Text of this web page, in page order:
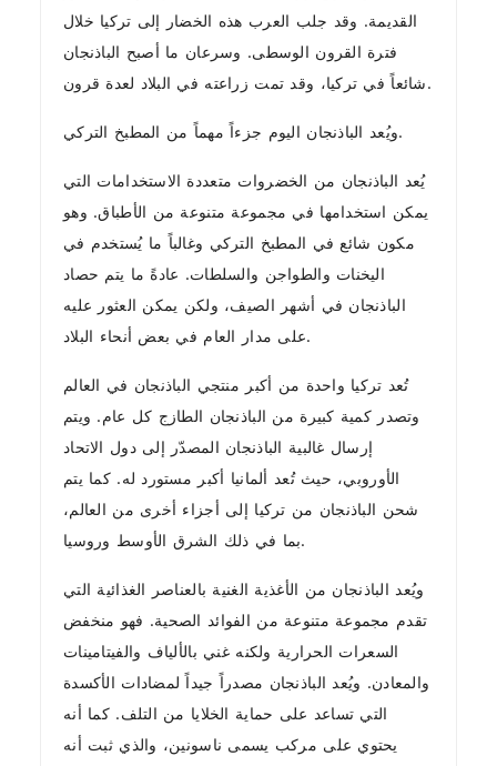
القديمة. وقد جلب العرب هذه الخضار إلى تركيا خلال
فترة القرون الوسطى. وسرعان ما أصبح الباذنجان
شائعاً في تركيا، وقد تمت زراعته في البلاد لعدة قرون.
ويُعد الباذنجان اليوم جزءاً مهماً من المطبخ التركي.
يُعد الباذنجان من الخضروات متعددة الاستخدامات التي
يمكن استخدامها في مجموعة متنوعة من الأطباق. وهو
مكون شائع في المطبخ التركي وغالباً ما يُستخدم في
اليخنات والطواجن والسلطات. عادةً ما يتم حصاد
الباذنجان في أشهر الصيف، ولكن يمكن العثور عليه
على مدار العام في بعض أنحاء البلاد.
تُعد تركيا واحدة من أكبر منتجي الباذنجان في العالم
وتصدر كمية كبيرة من الباذنجان الطازج كل عام. ويتم
إرسال غالبية الباذنجان المصدّر إلى دول الاتحاد
الأوروبي، حيث تُعد ألمانيا أكبر مستورد له. كما يتم
شحن الباذنجان من تركيا إلى أجزاء أخرى من العالم،
بما في ذلك الشرق الأوسط وروسيا.
ويُعد الباذنجان من الأغذية الغنية بالعناصر الغذائية التي
تقدم مجموعة متنوعة من الفوائد الصحية. فهو منخفض
السعرات الحرارية ولكنه غني بالألياف والفيتامينات
والمعادن. ويُعد الباذنجان مصدراً جيداً لمضادات الأكسدة
التي تساعد على حماية الخلايا من التلف. كما أنه
يحتوي على مركب يسمى ناسونين، والذي ثبت أنه